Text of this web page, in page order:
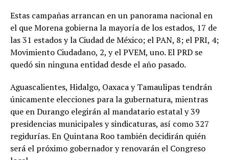
Estas campañas arrancan en un panorama nacional en
el que Morena gobierna la mayoría de los estados, 17 de
las 31 estados y la Ciudad de México; el PAN, 8; el PRI, 4;
Movimiento Ciudadano, 2, y el PVEM, uno. El PRD se
quedó sin ninguna entidad desde el año pasado.
Aguascalientes, Hidalgo, Oaxaca y Tamaulipas tendrán
únicamente elecciones para la gubernatura, mientras
que en Durango elegirán al mandatario estatal y 39
presidencias municipales y sindicaturas, así como 327
regidurías. En Quintana Roo también decidirán quién
será el próximo gobernador y renovarán el Congreso